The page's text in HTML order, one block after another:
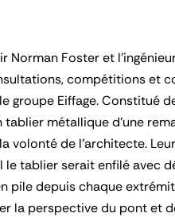
Foster et
compétitions et
groupe Eiffage. Constitué
métallique d’une
de l’architecte.
le tablier serait enfilé avec
pile depuis chaque
la perspective du pont et